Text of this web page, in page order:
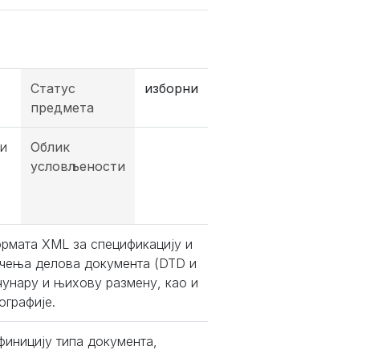
Статус
предмета
изборни
Облик
условљености
XML за спецификацију и
делова документа (DTD и
и њихову размену, као и
типа документа,